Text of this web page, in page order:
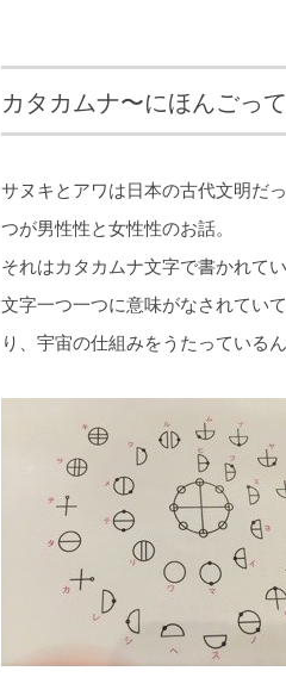
カタカムナ〜にほんごっ
サヌキとアワは日本の古代文明だ
つが男性性と女性性のお話。
それはカタカムナ文字で書かれて
文字一つ一つに意味がなされてい
り、宇宙の仕組みをうたっているん